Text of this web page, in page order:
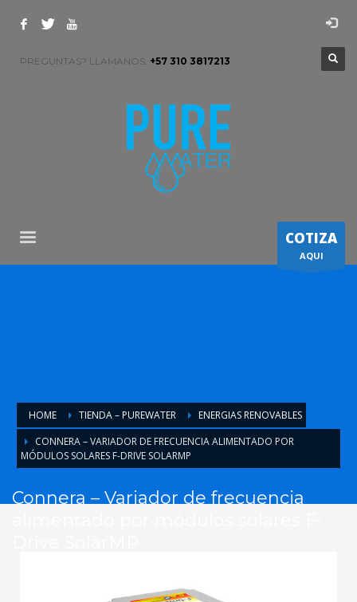
PREGUNTAS? LLAMANOS: +57 310 3817213
COTIZA
AQUI
HOME TIENDA – PUREWATER
ENERGIAS RENOVABLES
CONNERA – VARIADOR DE FRECUENCIA ALIMENTADO POR
MÓDULOS SOLARES F-DRIVE SOLARMP
Connera – Variador de frecuencia